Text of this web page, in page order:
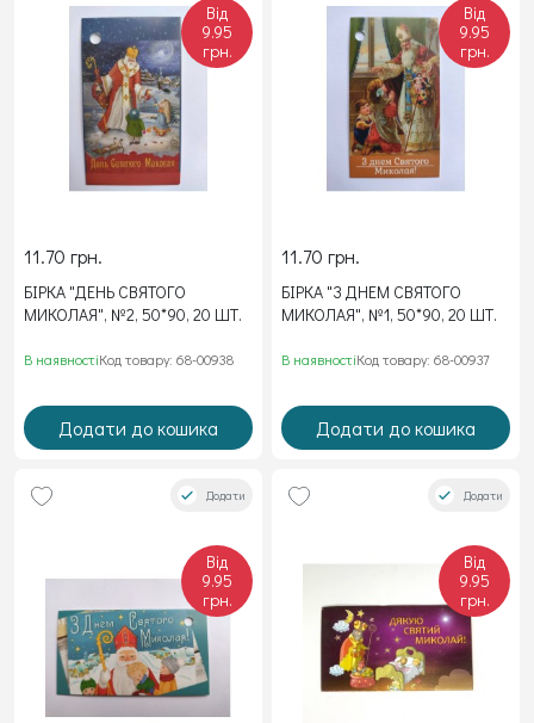
Від
9.95
грн.
11.70 грн.
БІРКА "ДЕНЬ СВЯТОГО
МИКОЛАЯ", №2, 50*90, 20 ШТ.
В наявностіКод товару: 68-00938
Додати до кошика
Від
9.95
грн.
11.70 грн.
БІРКА "З ДНЕМ СВЯТОГО
МИКОЛАЯ", №1, 50*90, 20 ШТ.
В наявностіКод товару: 68-00937
Додати до кошика
Додати
Від
9.95
грн.
Додати
Від
9.95
грн.